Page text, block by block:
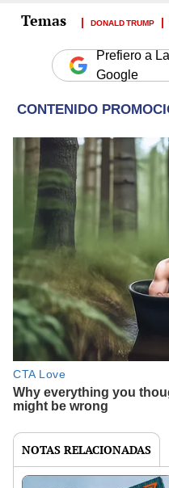
DONALD TRUMP
Prefiero a
Google
NOTAS RELACIONADAS